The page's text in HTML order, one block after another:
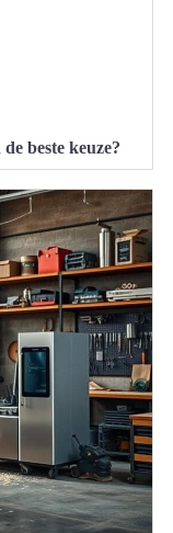
beste keuze?